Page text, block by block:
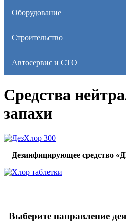
Оборудование
Строительство
Автосервис и СТО
Средства
запахи
ДезХлор 300
Дезинфицирующее средство
Хлор таблетки
Выберите направление